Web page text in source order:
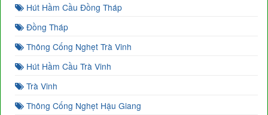
Hút Hầm Cầu Đồng Tháp
Đồng Tháp
Thông Cống Nghẹt Trà Vinh
Hút Hầm Cầu Trà Vinh
Trà Vinh
Thông Cống Nghẹt Hậu Giang